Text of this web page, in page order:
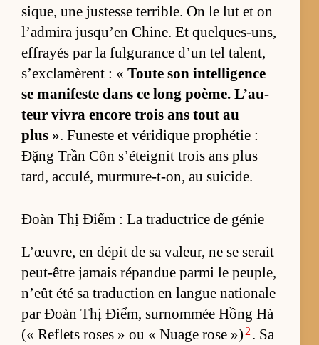
sique, une jus­tesse ter­rible. On le lut et on
l’ad­mira jusqu’en Chine. Et quelques-uns,
ef­frayés par la ful­gu­rance d’un tel ta­lent,
s’ex­cla­mèrent : « Toute son in­tel­li­gence
se ma­ni­feste dans ce long poème. L’au­
teur vi­vra en­core trois ans tout au
plus ». Fu­neste et vé­ri­dique pro­phé­tie :
Đặng Trần Côn s’étei­gnit trois ans plus
tard, ac­cu­lé, mur­mure-t-on, au sui­cide.
Đoàn Thị Điểm : La traductrice de génie
L’œu­vre, en dé­pit de sa va­leur, ne se se­rait
peut-être ja­mais ré­pan­due parmi le peu­ple,
n’eût été sa tra­duc­tion en langue na­tio­nale
par Đoàn Thị Điểm, sur­nom­mée Hồng Hà
(« Re­flets roses » ou « Nuage rose ») 2 . Sa